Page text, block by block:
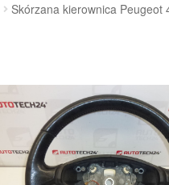
Skórzana kierownica Peugeot